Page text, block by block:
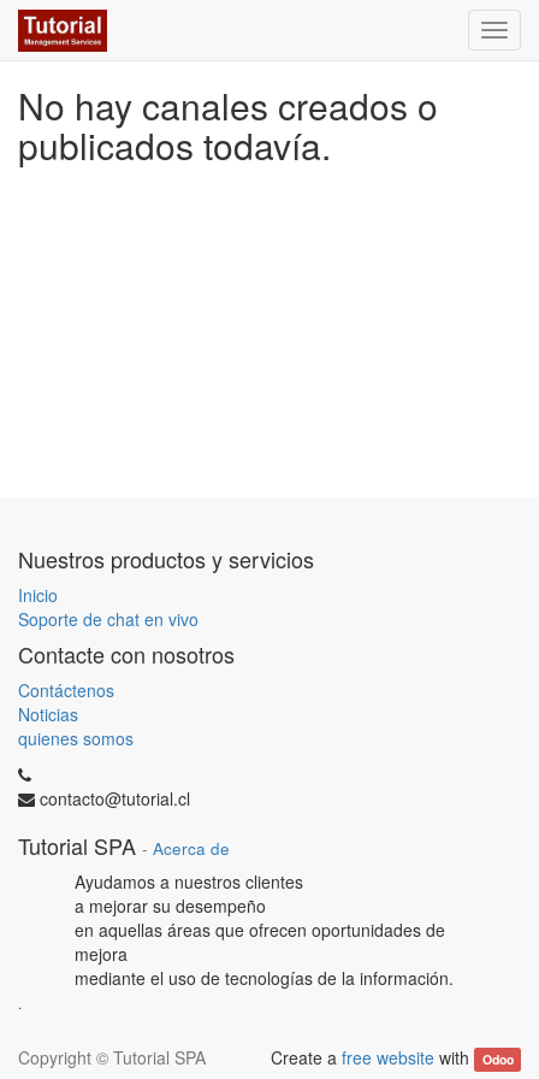
No hay canales creados o
publicados todavía.
Nuestros productos y servicios
Inicio
Soporte de chat en vivo
Contacte con nosotros
Contáctenos
Noticias
quienes somos
contacto@tutorial.cl
Tutorial SPA - Acerca de
Ayudamos a nuestros clientes
a mejorar su desempeño
en aquellas áreas que ofrecen oportunidades de
mejora
mediante el uso de tecnologías de la información.
.
Create afree website with Odoo
Copyright © Tutorial SPA